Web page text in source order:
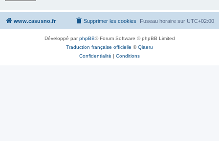
www.casusno.fr Fuseau horaire sur UTC+02:00
Supprimer les cookies
Développé parphpBB® Forum Software © phpBB Limited
Traduction française officielle ©Qiaeru
Confidentialité | Conditions